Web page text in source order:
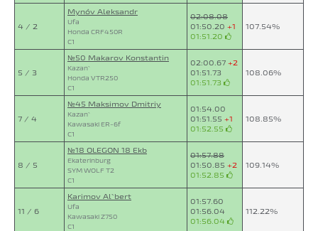
4 / 2
Mynóv Aleksandr
Ufa
Honda CRF450R
C1
02:08.08
01:50.20 +1
01:51.20
107.54%
5 / 3
№50 Makarov Konstantin
Kazan`
Honda VTR250
C1
02:00.67 +2
01:51.73
01:51.73
108.06%
7 / 4
№45 Maksimov Dmitriy
Kazan`
Kawasaki ER-6f
C1
01:54.00
01:51.55 +1
01:52.55
108.85%
8 / 5
№18 OLEGON 18 Ekb
Ekaterinburg
SYM WOLF T2
C1
01:57.88
01:50.85 +2
01:52.85
109.14%
11 / 6
Karimov Al`bert
Ufa
Kawasaki Z750
C1
01:57.60
01:56.04
01:56.04
112.22%